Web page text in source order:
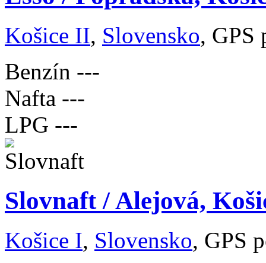
Košice II, Slovensko, GPS
Benzín ---
Nafta ---
LPG ---
Slovnaft / Alejová,
Košice I, Slovensko, GPS